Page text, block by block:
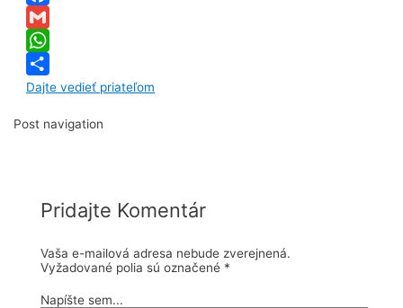
Facebook
Gmail
WhatsApp
Dajte vedieť priateľom
Post navigation
Pridajte Komentár
Vaša e-mailová adresa nebude zverejnená.
Vyžadované polia sú označené *
Napíšte sem...